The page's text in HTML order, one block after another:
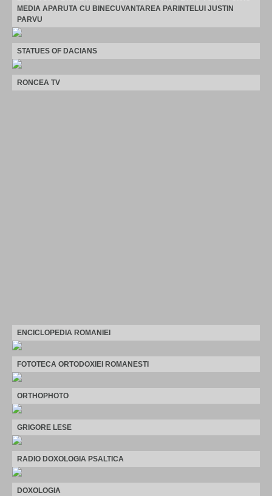
MEDIA APARUTA CU BINECUVANTAREA PARINTELUI JUSTIN
PARVU
STATUES OF DACIANS
RONCEA TV
ENCICLOPEDIA ROMANIEI
FOTOTECA ORTODOXIEI ROMANESTI
ORTHOPHOTO
GRIGORE LESE
RADIO DOXOLOGIA PSALTICA
DOXOLOGIA